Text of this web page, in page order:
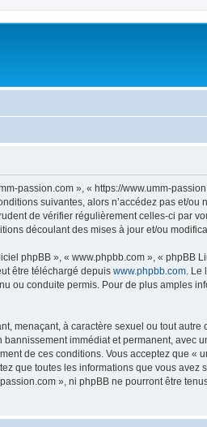
passion.com », « https://www.umm-
suivantes, alors n’accédez pas et/
de vérifier régulièrement celles-ci par
découlant des mises à jour et/ou
phpBB », « www.phpbb.com », « phpBB
être téléchargé depuis www.phpbb.com .
ou conduite permis. Pour de plus amples
menaçant, à caractère sexuel ou tout
immédiat et permanent, avec
de ces conditions. Vous acceptez que «
que toutes les informations que vous
», ni phpBB ne pourront être